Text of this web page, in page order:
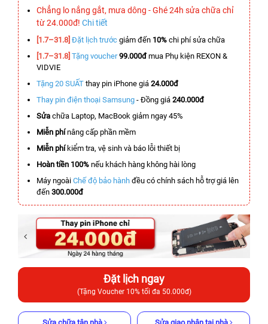
Chẳng lo nắng gắt, mưa dông - Ghé 24h sửa chữa chỉ
từ 24.000đ! Chi tiết
[1.7–31.8] Đặt lịch trước giảm đến 10% chi phí sửa chữa
[1.7–31.8] Tặng voucher 99.000đmua Phụ kiện REXON &
VIDVIE
Tặng 20 SUẤT thay pin iPhone giá 24.000đ
Thay pin điện thoại Samsung - Đồng giá 240.000đ
Sửa chữa Laptop, MacBook giảm ngay 45%
Miễn phínâng cấp phần mềm
Miễn phíkiểm tra, vệ sinh và báo lỗi thiết bị
Hoàn tiền 100% nếu khách hàng không hài lòng
Máy ngoài Chế độ bảo hành đều có chính sách hỗ trợ giá lên
đến 300.000đ
Đặt lịch ngay
(Tặng Voucher 10% tối đa 50.000đ)